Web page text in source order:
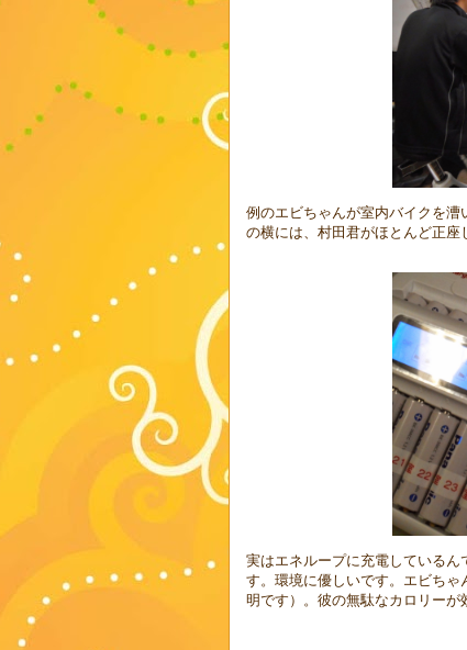
例のエビちゃんが室内バイクを
の横には、村田君がほとんど正座
実はエネループに充電している
す。環境に優しいです。エビち
明です）。彼の無駄なカロリーが